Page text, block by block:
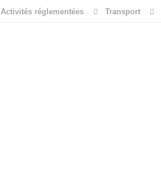
Activités réglementées Transport